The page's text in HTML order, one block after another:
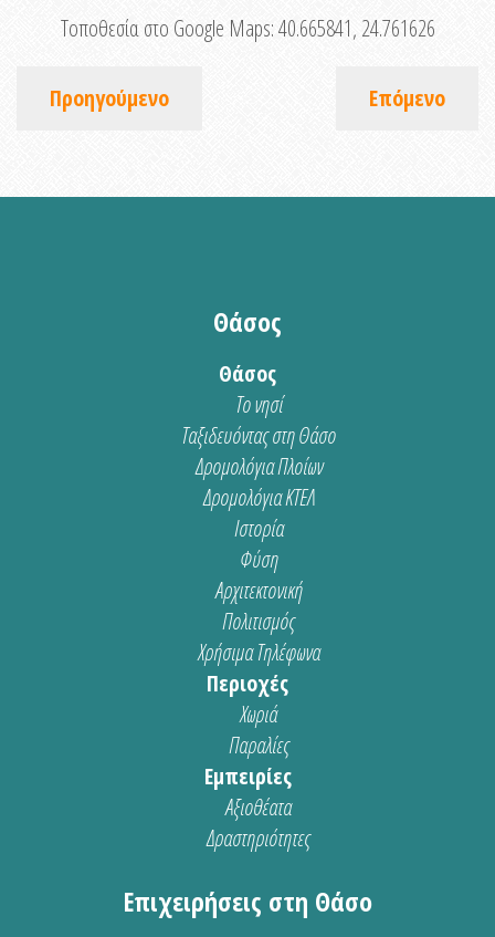
Τοποθεσία στο Google Maps:40.665841, 24.761626
Προηγούμενο Επόμενο
Θάσος
Θάσος
Το νησί
Ταξιδευόντας στη Θάσο
Δρομολόγια Πλοίων
Δρομολόγια ΚΤΕΛ
Ιστορία
Φύση
Αρχιτεκτονική
Πολιτισμός
Χρήσιμα Τηλέφωνα
Περιοχές
Χωριά
Παραλίες
Εμπειρίες
Αξιοθέατα
Δραστηριότητες
Επιχειρήσεις στη Θάσο